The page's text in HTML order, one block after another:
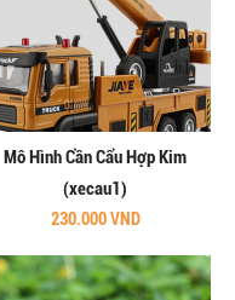
Mô Hình Cần Cẩu Hợp Kim
(xecau1)
230.000 VND